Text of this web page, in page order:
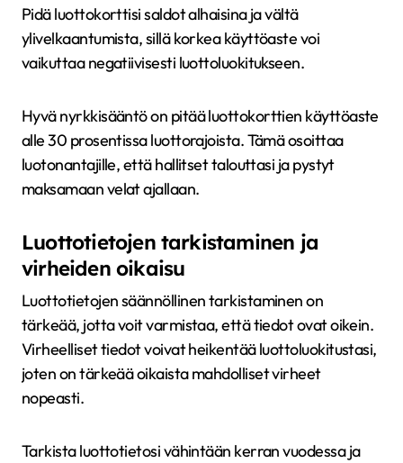
Pidä luottokorttisi saldot alhaisina ja vältä
ylivelkaantumista, sillä korkea käyttöaste voi
vaikuttaa negatiivisesti luottoluokitukseen.
Hyvä nyrkkisääntö on pitää luottokorttien käyttöaste
alle 30 prosentissa luottorajoista. Tämä osoittaa
luotonantajille, että hallitset talouttasi ja pystyt
maksamaan velat ajallaan.
Luottotietojen tarkistaminen ja
virheiden oikaisu
Luottotietojen säännöllinen tarkistaminen on
tärkeää, jotta voit varmistaa, että tiedot ovat oikein.
Virheelliset tiedot voivat heikentää luottoluokitustasi,
joten on tärkeää oikaista mahdolliset virheet
nopeasti.
Tarkista luottotietosi vähintään kerran vuodessa ja